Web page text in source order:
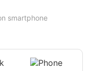
smartphone